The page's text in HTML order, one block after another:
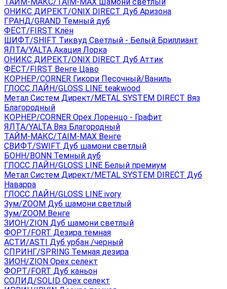
ОНИКС ДИРЕКТ/ONIX DIRECT Дуб Аризона
ГРАНД/GRAND Темный дуб
ФЁСТ/FIRST Клён
ШИФТ/SHIFT Тиквуд Светлый - Белый Бриллиант
ЯЛТА/YALTA Акация Лорка
ОНИКС ДИРЕКТ/ONIX DIRECT Дуб Аттик
ФЁСТ/FIRST Венге Цаво
КОРНЕР/CORNER Гикори Песочный/Ваниль
ГЛОСС ЛАЙН/GLOSS LINE teakwood
Метал Систем Директ/METAL SYSTEM DIRECT Вяз
Благородный
КОРНЕР/CORNER Орех Лоренцо - Графит
ЯЛТА/YALTA Вяз Благородный
ТАЙМ-МАКС/TAIM-MAX Венге
СВИФТ/SWIFT Дуб шамони светлый
БОНН/BONN Темный дуб
ГЛОСС ЛАЙН/GLOSS LINE Белый премиум
Метал Систем Директ/METAL SYSTEM DIRECT Дуб
Наварра
ГЛОСС ЛАЙН/GLOSS LINE ivory
Зум/ZOOM Дуб шамони светлый
Зум/ZOOM Венге
ЗИОН/ZION Дуб шамони светлый
ФОРТ/FORT Дезира темная
АСТИ/ASTI Дуб урбан /черный
СПРИНГ/SPRING Темная дезира
ЗИОН/ZION Орех селект
ФОРТ/FORT Дуб каньон
СОЛИД/SOLID Орех селект